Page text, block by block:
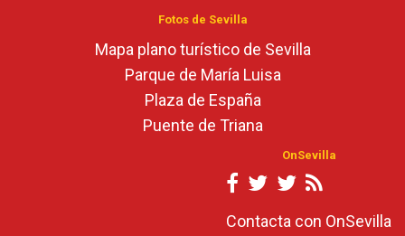
Fotos de Sevilla
Mapa plano turístico de Sevilla
Parque de María Luisa
Plaza de España
Puente de Triana
OnSevilla
Contacta con OnSevilla